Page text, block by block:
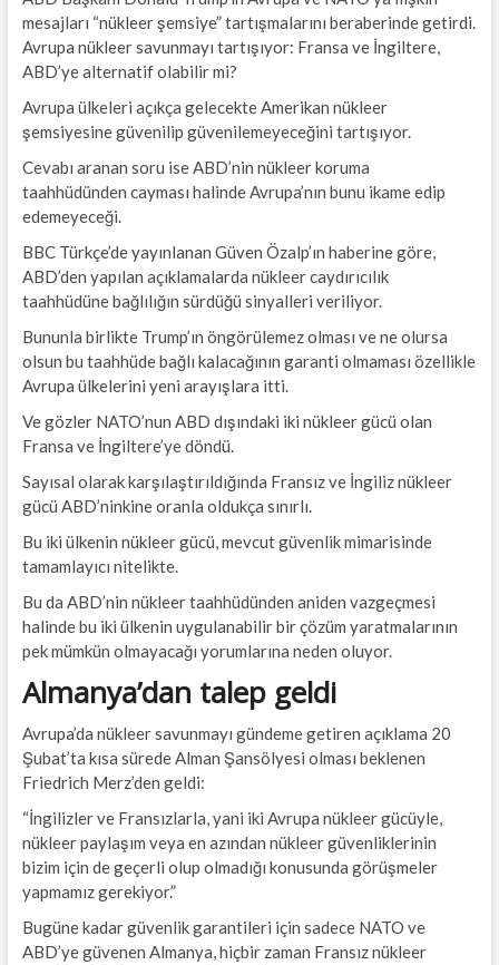
mesajları “nükleer şemsiye” tartışmalarını beraberinde getirdi.
Avrupa nükleer savunmayı tartışıyor: Fransa ve İngiltere,
ABD’ye alternatif olabilir mi?
Avrupa ülkeleri açıkça gelecekte Amerikan nükleer
şemsiyesine güvenilip güvenilemeyeceğini tartışıyor.
Cevabı aranan soru ise ABD’nin nükleer koruma
taahhüdünden cayması halinde Avrupa’nın bunu ikame edip
edemeyeceği.
BBC Türkçe’de yayınlanan Güven Özalp’ın haberine göre,
ABD’den yapılan açıklamalarda nükleer caydırıcılık
taahhüdüne bağlılığın sürdüğü sinyalleri veriliyor.
Bununla birlikte Trump’ın öngörülemez olması ve ne olursa
olsun bu taahhüde bağlı kalacağının garanti olmaması özellikle
Avrupa ülkelerini yeni arayışlara itti.
Ve gözler NATO’nun ABD dışındaki iki nükleer gücü olan
Fransa ve İngiltere’ye döndü.
Sayısal olarak karşılaştırıldığında Fransız ve İngiliz nükleer
gücü ABD’ninkine oranla oldukça sınırlı.
Bu iki ülkenin nükleer gücü, mevcut güvenlik mimarisinde
tamamlayıcı nitelikte.
Bu da ABD’nin nükleer taahhüdünden aniden vazgeçmesi
halinde bu iki ülkenin uygulanabilir bir çözüm yaratmalarının
pek mümkün olmayacağı yorumlarına neden oluyor.
Almanya’dan talep geldi
Avrupa’da nükleer savunmayı gündeme getiren açıklama 20
Şubat’ta kısa sürede Alman Şansölyesi olması beklenen
Friedrich Merz’den geldi:
“İngilizler ve Fransızlarla, yani iki Avrupa nükleer gücüyle,
nükleer paylaşım veya en azından nükleer güvenliklerinin
bizim için de geçerli olup olmadığı konusunda görüşmeler
yapmamız gerekiyor.”
Bugüne kadar güvenlik garantileri için sadece NATO ve
ABD’ye güvenen Almanya, hiçbir zaman Fransız nükleer